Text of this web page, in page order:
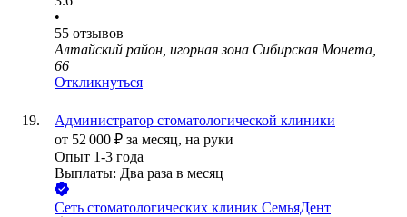
•
55 отзывов
Алтайский район, игорная зона Сибирская Монета,
66
Откликнуться
Администратор стоматологической клиники
от 52 000 ₽ за месяц, на руки
Опыт 1-3 года
Выплаты: Два раза в месяц
Сеть стоматологических клиник СемьяДент